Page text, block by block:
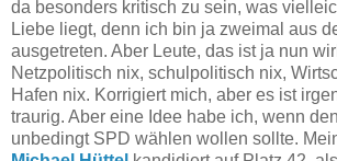
da besonders kritisch zu sein, was
Liebe liegt, denn ich bin ja zweimal aus
ausgetreten. Aber Leute, das ist ja nun
Netzpolitisch nix, schulpolitisch nix,
Hafen nix. Korrigiert mich, aber es ist
traurig. Aber eine Idee habe ich, wenn
unbedingt SPD wählen wollen sollte.